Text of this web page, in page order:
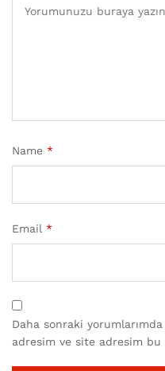
Name *
Email *
Daha sonraki
adresim ve site adresim bu